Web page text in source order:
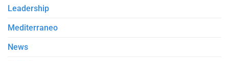
Leadership
Mediterraneo
News